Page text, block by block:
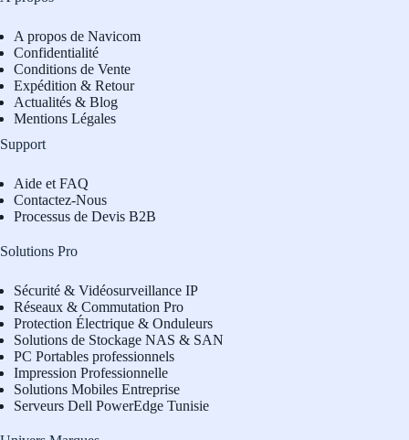
A propos de Navicom
Confidentialité
Conditions de Vente
Expédition & Retour
Actualités & Blog
Mentions Légales
Support
Aide et FAQ
Contactez-Nous
Processus de Devis B2B
Solutions Pro
Sécurité & Vidéosurveillance IP
Réseaux & Commutation Pro
Protection Électrique & Onduleurs
Solutions de Stockage NAS & SAN
PC Portables professionnels
Impression Professionnelle
Solutions Mobiles Entreprise
Serveurs Dell PowerEdge Tunisie